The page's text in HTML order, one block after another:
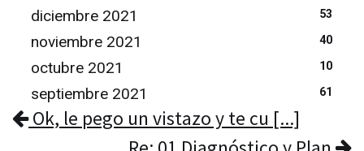
diciembre 2021 53
noviembre 2021 40
octubre 2021 10
septiembre 2021 61
Ok, le pego un vistazo y te cu [...]